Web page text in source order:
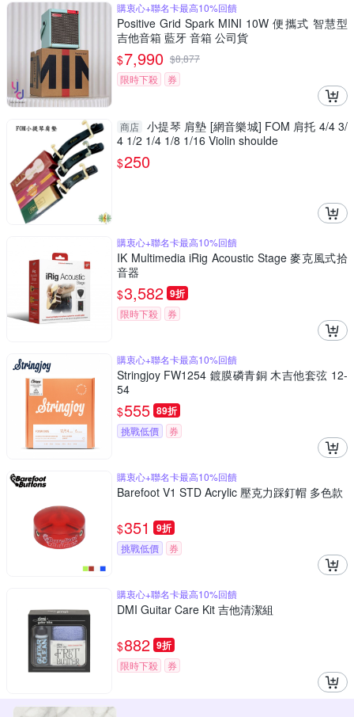
購衷心+聯名卡最高10%回饋
Positive Grid Spark MINI 10W 便攜式 智慧型
吉他音箱 藍牙 音箱 公司貨
$7,990 $8,877
限時下殺
券
商店 小提琴 肩墊 [網音樂城] FOM 肩托 4/4 3/
4 1/2 1/4 1/8 1/16 Violin shoulde
$250
購衷心+聯名卡最高10%回饋
IK Multimedia iRig Acoustic Stage 麥克風式拾
音器
$3,582 9折
限時下殺 券
購衷心+聯名卡最高10%回饋
Stringjoy FW1254 鍍膜磷青銅 木吉他套弦 12-
54
$555 89折
挑戰低價 券
購衷心+聯名卡最高10%回饋
Barefoot V1 STD Acrylic 壓克力踩釘帽 多色款
$351 9折
挑戰低價 券
購衷心+聯名卡最高10%回饋
DMI Guitar Care Kit 吉他清潔組
$882 9折
限時下殺 券